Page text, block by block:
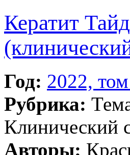
Кератит
Год: 2022,
Рубрика:
Клинический
Авторы: